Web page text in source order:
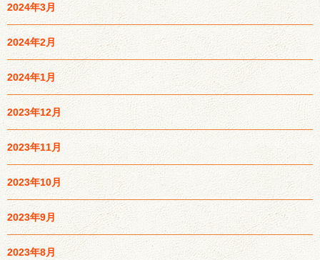
2024年3月
2024年2月
2024年1月
2023年12月
2023年11月
2023年10月
2023年9月
2023年8月